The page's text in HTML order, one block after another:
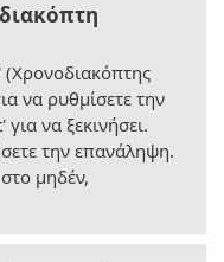
(Χρονοδιακόπτης
να ρυθμίσετε την
να ξεκινήσει.
την επανάληψη.
μηδέν,